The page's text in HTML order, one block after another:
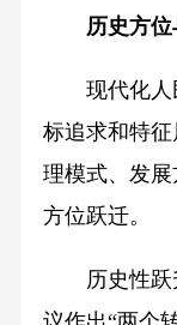
历史方
现代化人民
标追求和特
理模式、发
方位跃迁。
历史性跃